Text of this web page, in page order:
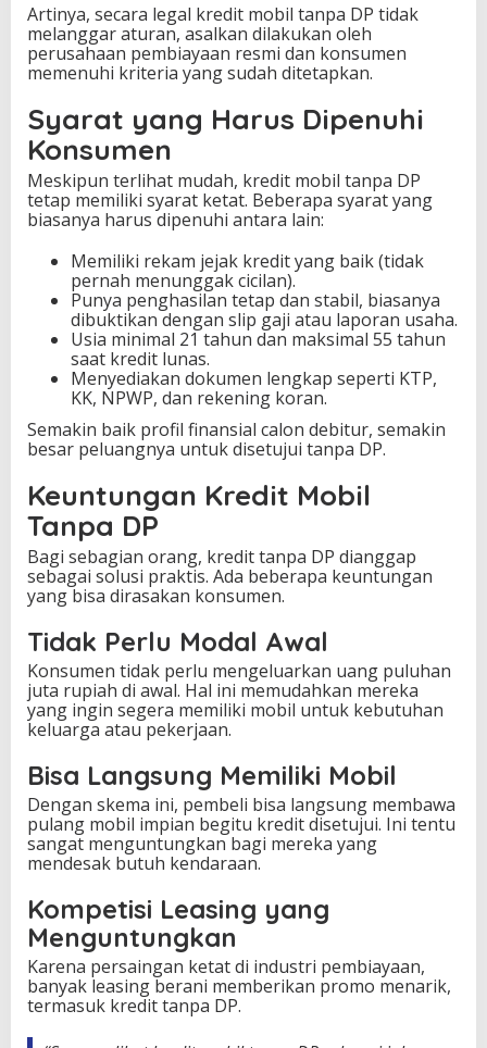
Artinya, secara legal kredit mobil tanpa DP tidak
melanggar aturan, asalkan dilakukan oleh
perusahaan pembiayaan resmi dan konsumen
memenuhi kriteria yang sudah ditetapkan.
Syarat yang Harus Dipenuhi
Konsumen
Meskipun terlihat mudah, kredit mobil tanpa DP
tetap memiliki syarat ketat. Beberapa syarat yang
biasanya harus dipenuhi antara lain:
Memiliki rekam jejak kredit yang baik (tidak
pernah menunggak cicilan).
Punya penghasilan tetap dan stabil, biasanya
dibuktikan dengan slip gaji atau laporan usaha.
Usia minimal 21 tahun dan maksimal 55 tahun
saat kredit lunas.
Menyediakan dokumen lengkap seperti KTP,
KK, NPWP, dan rekening koran.
Semakin baik profil finansial calon debitur, semakin
besar peluangnya untuk disetujui tanpa DP.
Keuntungan Kredit Mobil
Tanpa DP
Bagi sebagian orang, kredit tanpa DP dianggap
sebagai solusi praktis. Ada beberapa keuntungan
yang bisa dirasakan konsumen.
Tidak Perlu Modal Awal
Konsumen tidak perlu mengeluarkan uang puluhan
juta rupiah di awal. Hal ini memudahkan mereka
yang ingin segera memiliki mobil untuk kebutuhan
keluarga atau pekerjaan.
Bisa Langsung Memiliki Mobil
Dengan skema ini, pembeli bisa langsung membawa
pulang mobil impian begitu kredit disetujui. Ini tentu
sangat menguntungkan bagi mereka yang
mendesak butuh kendaraan.
Kompetisi Leasing yang
Menguntungkan
Karena persaingan ketat di industri pembiayaan,
banyak leasing berani memberikan promo menarik,
termasuk kredit tanpa DP.